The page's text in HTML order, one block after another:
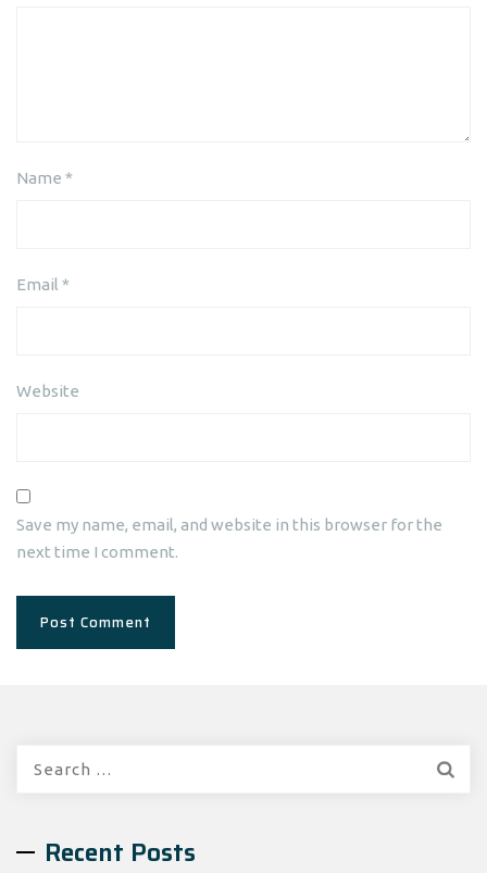
Name *
Email *
Website
Save my name, email, and website in this browser for the
next time I comment.
Recent Posts